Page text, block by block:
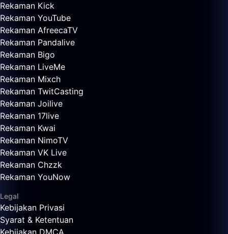
Rekaman Kick
Rekaman YouTube
Rekaman AfreecaTV
Rekaman Pandalive
Rekaman Bigo
Rekaman LiveMe
Rekaman Mixch
Rekaman TwitCasting
Rekaman Joilive
Rekaman 17live
Rekaman Kwai
Rekaman NimoTV
Rekaman VK Live
Rekaman Chzzk
Rekaman YouNow
Legal
Kebijakan Privasi
Syarat & Ketentuan